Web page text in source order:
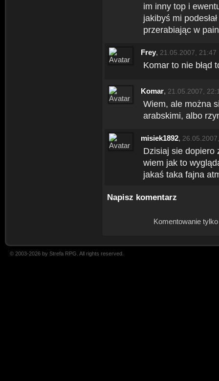
im inny top i
jakibyś mi
przerabiając w
Frey, 21.05.2007, 21:47
Komar to nie błąd
Komar, 21.05.2007,
Wiem, ale można
arabskimi, albo
misiek1892,
Dzisiaj sie dopiero
wiem jak to
jakaś taka fajna
Napisz komentarz
Komentowanie
© 2003-2026 by Strefa RPG. All rights reserved.